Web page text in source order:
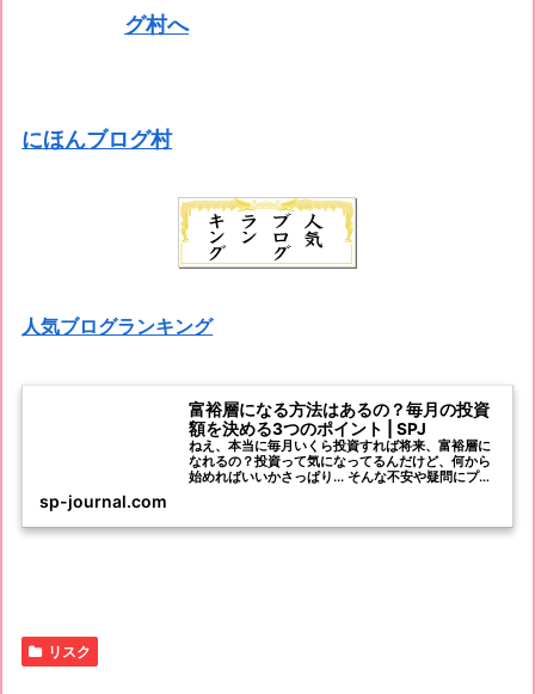
にほんブログ村
人気ブログランキング
富裕層になる方法はあるの？毎月の投資
額を決める3つのポイント | SPJ
ねえ、本当に毎月いくら投資すれば将来、富裕層に
なれるの？投資って気になってるんだけど、何から
始めればいいかさっぱり... そんな不安や疑問にプラ
非
sp-journal.com
リスク